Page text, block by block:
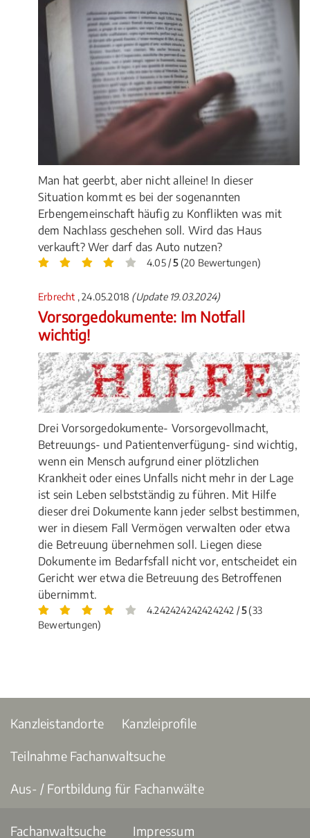
Man hat geerbt, aber nicht alleine! In dieser
Situation kommt es bei der sogenannten
Erbengemeinschaft häufig zu Konflikten was mit
dem Nachlass geschehen soll. Wird das Haus
verkauft? Wer darf das Auto nutzen?
4.05 /5(20 Bewertungen)
Erbrecht , 24.05.2018 (Update 19.03.2024)
Vorsorgedokumente: Im Notfall
wichtig!
Drei Vorsorgedokumente- Vorsorgevollmacht,
Betreuungs- und Patientenverfügung- sind wichtig,
wenn ein Mensch aufgrund einer plötzlichen
Krankheit oder eines Unfalls nicht mehr in der Lage
ist sein Leben selbstständig zu führen. Mit Hilfe
dieser drei Dokumente kann jeder selbst bestimmen,
wer in diesem Fall Vermögen verwalten oder etwa
die Betreuung übernehmen soll. Liegen diese
Dokumente im Bedarfsfall nicht vor, entscheidet ein
Gericht wer etwa die Betreuung des Betroffenen
übernimmt.
4.242424242424242 /5(33
Bewertungen)
Kanzleistandorte Kanzleiprofile
Teilnahme Fachanwaltsuche
Aus- / Fortbildung für Fachanwälte
Fachanwaltsuche Impressum